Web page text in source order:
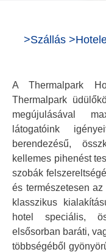
>Szállás >
A Thermalpark
Thermalpark
megújulásával
látogatóink
berendezésű,
kellemes pihenést
szobák
és természetesen
klasszikus
hotel speciális,
elsősorban baráti,
többségéből